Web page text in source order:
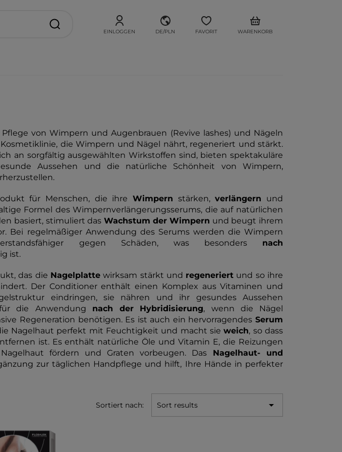
EINLOGGEN DE/PLN FAVORIT WARENKORB
von Wimpern und Augenbrauen (Revive lashes) und Nägeln
die Wimpern und Nägel nährt, regeneriert und stärkt.
an sorgfältig ausgewählten Wirkstoffen sind, bieten spektakuläre
Aussehen und die natürliche Schönheit von Wimpern,
für Menschen, die ihreWimpern stärken,verlängern und
Formel des Wimpernverlängerungsserums, die auf natürlichen
basiert, stimuliert das Wachstum der Wimpern und beugt ihrem
Bei regelmäßiger Anwendung des Serums werden die Wimpern
gegen Schäden, was besonders nach
ist.
das die Nagelplatte wirksam stärkt und regeneriert und so ihre
Der Conditioner enthält einen Komplex aus Vitaminen und
eindringen, sie nähren und ihr gesundes Aussehen
die Anwendung nach der Hybridisierung, wenn die Nägel
Regeneration benötigen. Es ist auch ein hervorragendes Serum
Nagelhaut perfekt mit Feuchtigkeit und macht sieweich, so dass
ist. Es enthält natürliche Öle und Vitamin E, die Reizungen
fördern und Graten vorbeugen. Das Nagelhaut- und
zur täglichen Handpflege und hilft, Ihre Hände in perfekter
Sortiert nach: Sort results 